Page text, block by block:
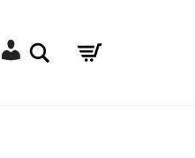
Contul meuCaută